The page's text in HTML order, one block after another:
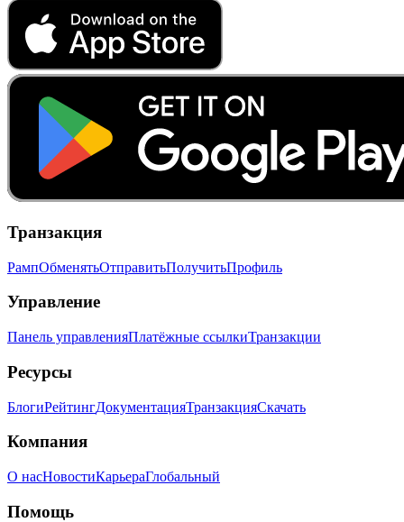
Транзакция
РампОбменятьОтправитьПолучитьПрофиль
Управление
Панель управленияПлатёжные ссылкиТранзакции
Ресурсы
БлогиРейтингДокументацияТранзакцияСкачать
Компания
О насНовостиКарьераГлобальный
Помощь